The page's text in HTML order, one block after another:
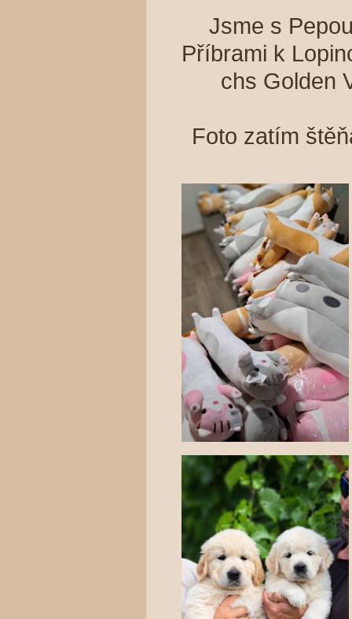
Jsme s
Příbrami k
chs Golden
Foto zatím